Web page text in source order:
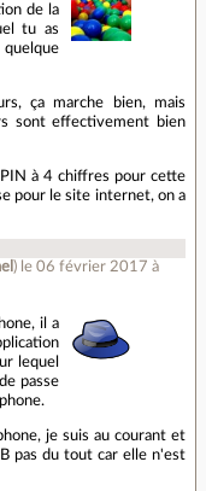
de la
tu as
ça marche bien, mais
sont effectivement bien
à 4 chiffres pour cette
pour le site internet, on a
) le 06 février 2017 à
il a
lequel
passe
je suis au courant et
pas du tout car elle n'est